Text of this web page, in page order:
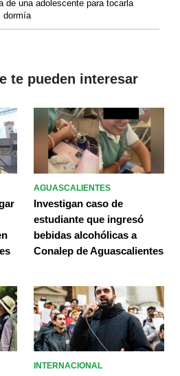
de una adolescente para tocarla
dormía
te pueden interesar
AGUASCALIENTES
Investigan caso de
estudiante que ingresó
bebidas alcohólicas a
Conalep de Aguascalientes
INTERNACIONAL